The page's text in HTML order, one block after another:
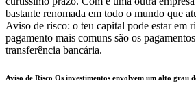
bastante renomada em todo o mundo que
Aviso de risco: o teu capital pode estar em
pagamento mais comuns são os
transferência bancária.
Aviso de Risco Os investimentos envolvem um alto grau